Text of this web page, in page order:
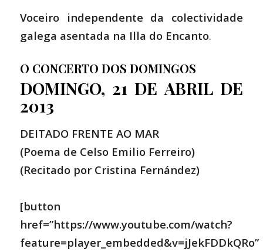
Voceiro independente da colectividade
galega asentada na Illa do Encanto.
O CONCERTO DOS DOMINGOS
DOMINGO, 21 DE ABRIL DE
2013
DEITADO FRENTE AO MAR
(Poema de Celso Emilio Ferreiro)
(Recitado por Cristina Fernández)
[button
href=”https://www.youtube.com/watch?
feature=player_embedded&v=jJekFDDkQRo”